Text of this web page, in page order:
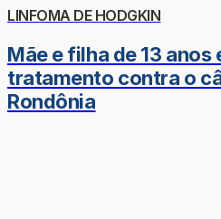
LINFOMA DE HODGKIN
Mãe e filha de 13
tratamento contra o
Rondônia